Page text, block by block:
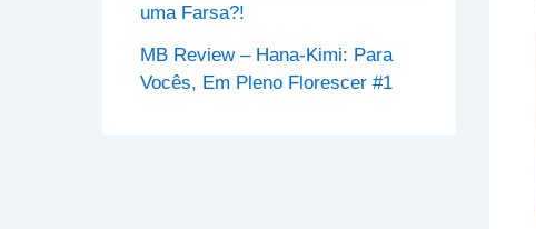
uma Farsa?!
MB Review – Hana-Kimi: Para
Vocês, Em Pleno Florescer #1